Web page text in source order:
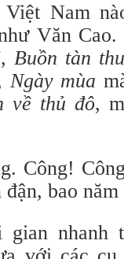
Nam
Văn
, Buồn tàn
Ngày mùa
về thủ đô,
Công!
bao
gian nhanh